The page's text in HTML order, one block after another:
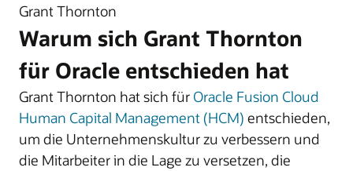
Grant Thornton
Warum sich Grant Thornton
für Oracle entschieden hat
Grant Thornton hat sich für Oracle Fusion Cloud
Human Capital Management (HCM) entschieden,
um die Unternehmenskultur zu verbessern und
die Mitarbeiter in die Lage zu versetzen, die